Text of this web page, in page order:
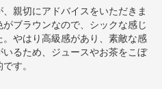
親切にアドバイスをいただきま
ブラウンなので、シックな感じ
やはり高級感があり、素敵な感
るため、ジュースやお茶をこぼ
す。